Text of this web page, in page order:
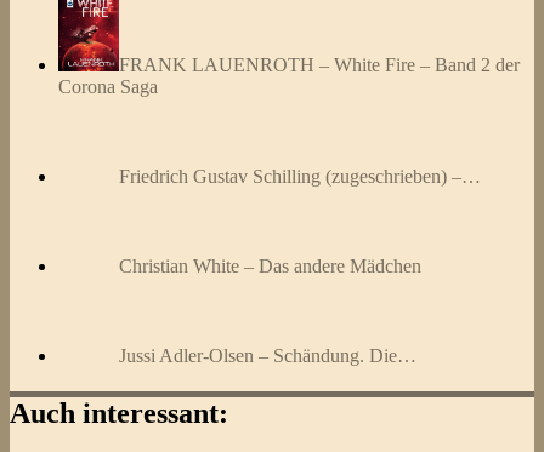
FRANK LAUENROTH – White Fire – Band 2 der
Corona Saga
Friedrich Gustav Schilling (zugeschrieben) –…
Christian White – Das andere Mädchen
Jussi Adler-Olsen – Schändung. Die…
Auch interessant: